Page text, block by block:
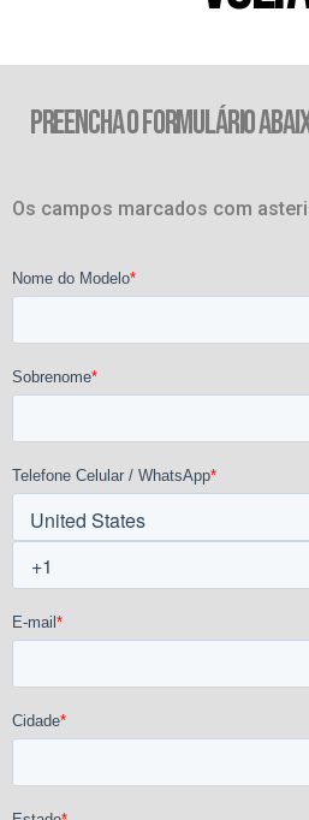
PREENCHA O FORMULÁRIO
Os campos marcados com